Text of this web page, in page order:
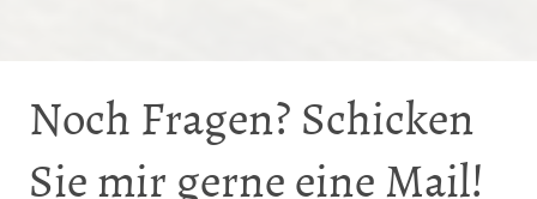
Noch Fragen? Schicken
Sie mir gerne eine Mail!